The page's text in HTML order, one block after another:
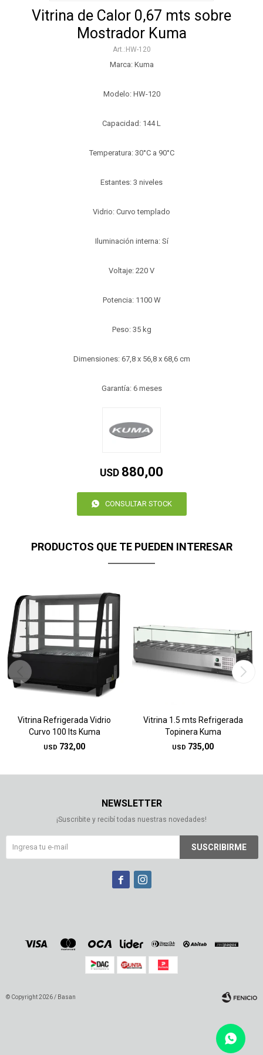
Vitrina de Calor 0,67 mts sobre
Mostrador Kuma
HW-120
Marca: Kuma
Modelo: HW-120
Capacidad: 144 L
Temperatura: 30°C a 90°C
Estantes: 3 niveles
Vidrio: Curvo templado
Iluminación interna: Sí
Voltaje: 220 V
Potencia: 1100 W
Peso: 35 kg
Dimensiones: 67,8 x 56,8 x 68,6 cm
Garantía: 6 meses
USD 880,00
CONSULTAR STOCK
PRODUCTOS QUE TE PUEDEN INTERESAR
Vitrina Refrigerada Vidrio
Curvo 100 lts Kuma
USD 732,00
Vitrina 1.5 mts Refrigerada
Topinera Kuma
USD 735,00
NEWSLETTER
¡Suscribite y recibí todas nuestras novedades!
SUSCRIBIRME
 
© Copyright 2026 / Basan